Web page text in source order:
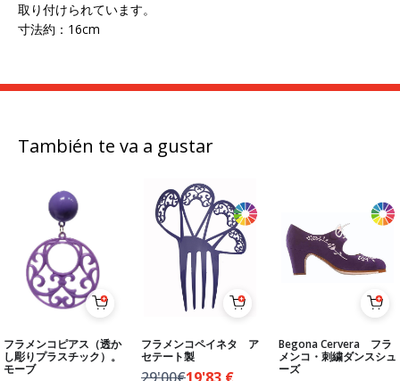
取り付けられています。
寸法約：16cm
También te va a gustar
フラメンコピアス（透か
し彫りプラスチック）。
モーブ
フラメンコペイネタ ア
セテート製
Begona Cervera フラ
メンコ・刺繍ダンスシュ
ーズ